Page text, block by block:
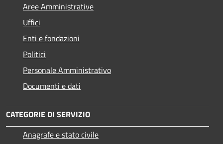
Aree Amministrative
Uffici
Enti e fondazioni
Politici
Personale Amministrativo
Documenti e dati
CATEGORIE DI SERVIZIO
Anagrafe e stato civile